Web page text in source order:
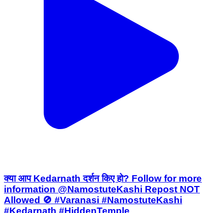
क्या आप Kedarnath दर्शन किए हो? Follow for more
information @NamostuteKashi Repost NOT
Allowed 🚫 #Varanasi #NamostuteKashi